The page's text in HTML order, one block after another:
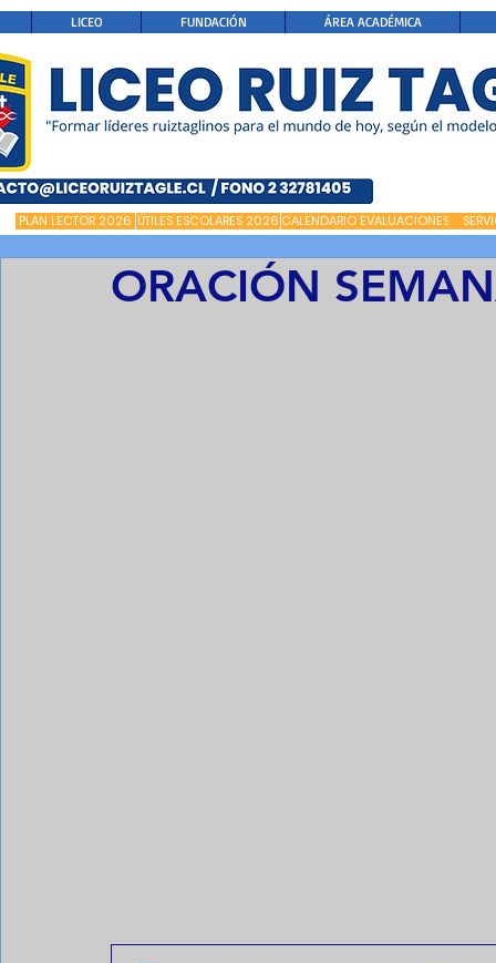
LICEO FUNDACIÓN ÁREA ACADÉMICA
PLAN LECTOR 2026 ÚTILES ESCOLARES 2026 CALENDARIO EVALUACIONES
ORACIÓN